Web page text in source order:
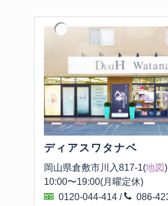
ディアスワタナベ
岡山県倉敷市川入817-1(地図)
10:00〜19:00(月曜定休)
0120-044-414 /
086-